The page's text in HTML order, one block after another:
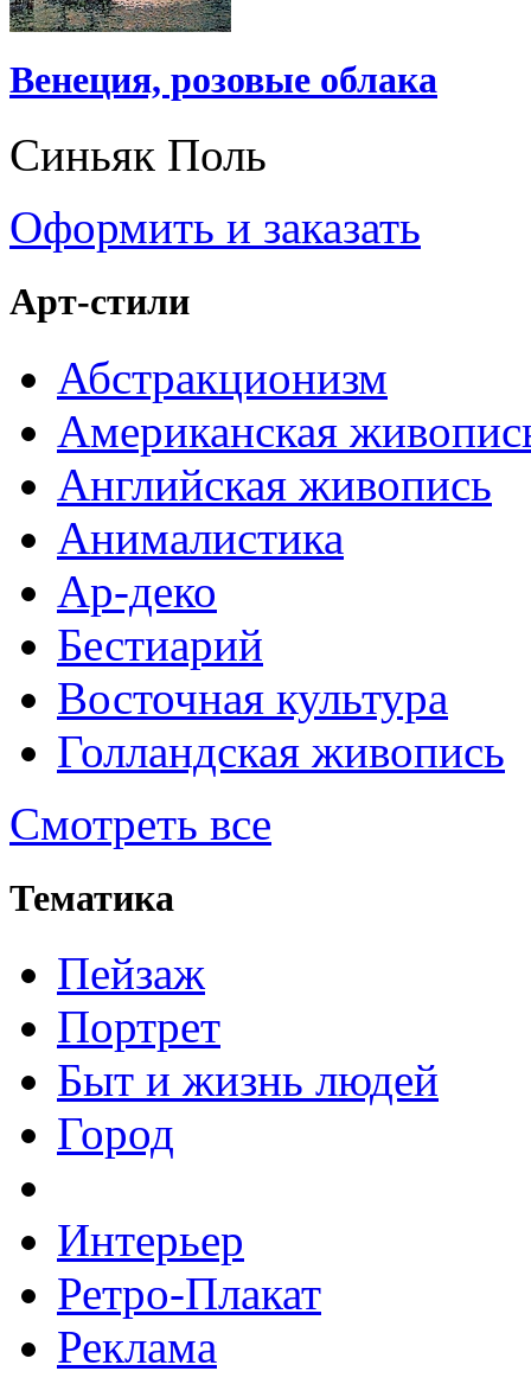
Венеция, розовые облака
Синьяк Поль
Оформить и заказать
Арт-стили
Абстракционизм
Американская
Английская живопись
Анималистика
Ар-деко
Бестиарий
Восточная культура
Голландская живопись
Смотреть все
Тематика
Пейзаж
Портрет
Быт и жизнь людей
Город
Интерьер
Ретро-Плакат
Реклама